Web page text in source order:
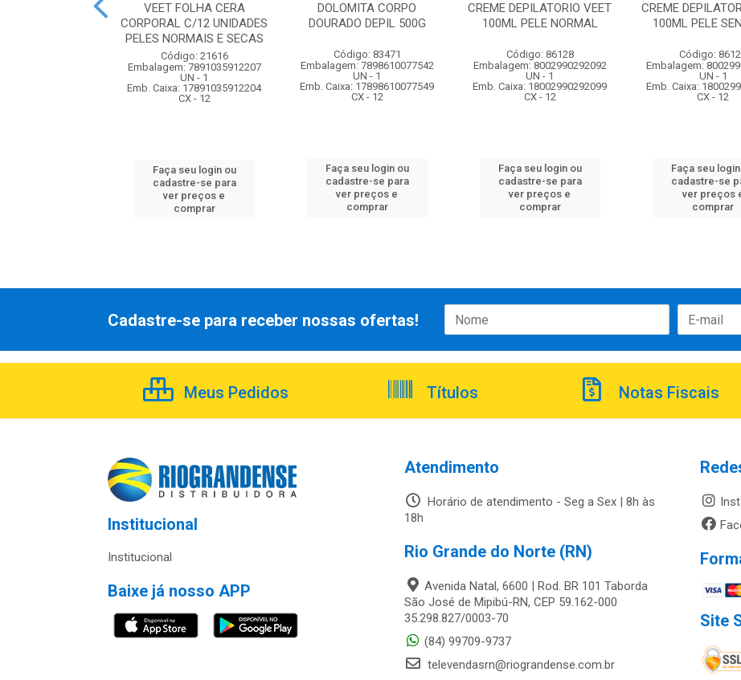
VEET FOLHA CERA
CORPORAL C/12 UNIDADES
PELES NORMAIS E SECAS
Código: 21616
Embalagem: 7891035912207
UN - 1
Emb. Caixa: 17891035912204
CX - 12
Faça seu login ou
cadastre-se para
ver preços e
comprar
DOLOMITA CORPO
DOURADO DEPIL 500G
Código: 83471
Embalagem: 7898610077542
UN - 1
Emb. Caixa: 17898610077549
CX - 12
Faça seu login ou
cadastre-se para
ver preços e
comprar
CREME DEPILATORIO VEET
100ML PELE NORMAL
Código: 86128
Embalagem: 8002990292092
UN - 1
Emb. Caixa: 18002990292099
CX - 12
Faça seu login ou
cadastre-se para
ver preços e
comprar
CREME
100ML PELE
Código:
Embalagem:
UN - 1
Emb. Caixa:
CX - 12
Faça seu
cadastre-se
ver preços
comprar
Cadastre-se para receber nossas ofertas!
Meus Pedidos Títulos Notas Fiscais
Institucional
Institucional
Baixe já nosso APP
Atendimento
Horário de atendimento - Seg a Sex | 8h às
18h
Rio Grande do Norte (RN)
Avenida Natal, 6600 | Rod. BR 101 Taborda
São José de Mipibú-RN, CEP 59.162-000
35.298.827/0003-70
(84) 99709-9737
televendasrn@riograndense.com.br
Site